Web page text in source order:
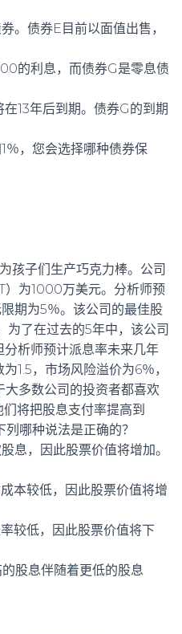
。债券E目前以面值出售，
的利息，而债券G是零息债
13年后到期。债券G的到期
％，您会选择哪种债券保
子们生产巧克力棒。公司
）为1000万美元。分析师预
期为5％。该公司的最佳股
了在过去的5年中，该公司
析师预计派息率未来几年
1.5，市场风险溢价为6％，
多数公司的投资者都喜欢
将把股息支付率提高到
哪种说法是正确的？
息，因此股票价值将增加。
本较低，因此股票价值将增
较低，因此股票价值将下
股息伴随着更低的股息